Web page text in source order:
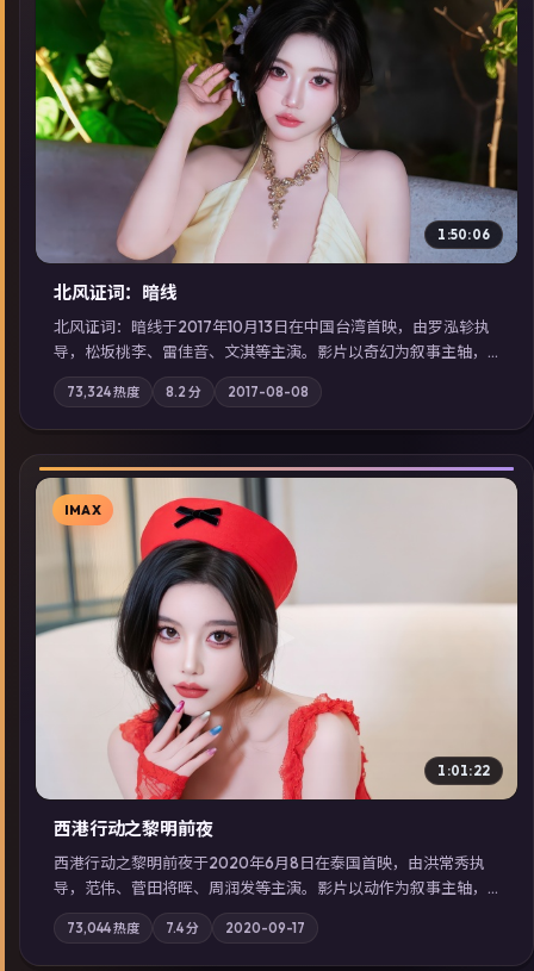
▶
1:50:06
北风证词：暗线
北风证词：暗线于2017年10月13日在中国台湾首映，由罗泓轸执
导，松坂桃李、雷佳音、文淇等主演。影片以奇幻为叙事主轴，
旧案重提，真相与谎言在同一条时间线上交锋；摄影与配乐强化
地域气质；站内亦可通过「国产免费观看高清电视剧在线看」延
展检索同类型高分佳作，畅享高清在线追剧体验。
73,324热度 8.2 分 2017-08-08
▶
IMAX
1:01:22
西港行动之黎明前夜
西港行动之黎明前夜于2020年6月8日在泰国首映，由洪常秀执
导，范伟、菅田将晖、周润发等主演。影片以动作为叙事主轴，
亲情与职责必须在倒计时结束前做出抉择；摄影与配乐强化地域
气质；站内亦可通过「国产免费观看高清电视剧在线看」延展检
索同类型高分佳作，畅享高清在线追剧体验。
73,044热度 7.4分 2020-09-17